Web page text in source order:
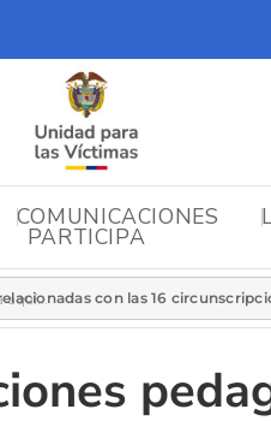
COMUNICACIONES
PARTICIPA
con las 16